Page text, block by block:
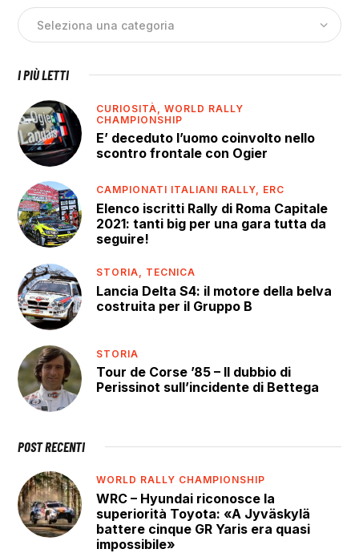
I PIÙ LETTI
CURIOSITÀ,WORLD RALLY
CHAMPIONSHIP
E’ deceduto l’uomo coinvolto nello
scontro frontale con Ogier
CAMPIONATI ITALIANI RALLY, ERC
Elenco iscritti Rally di Roma Capitale
2021: tanti big per una gara tutta da
seguire!
STORIA, TECNICA
Lancia Delta S4: il motore della belva
costruita per il Gruppo B
STORIA
Tour de Corse ’85 – Il dubbio di
Perissinot sull’incidente di Bettega
POST RECENTI
WORLD RALLY CHAMPIONSHIP
WRC – Hyundai riconosce la
superiorità Toyota: «A Jyväskylä
battere cinque GR Yaris era quasi
impossibile»